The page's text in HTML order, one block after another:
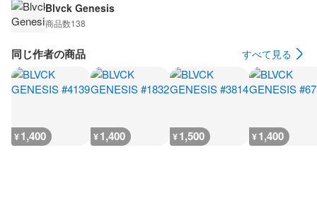
Blvck Genesis
商品数138
同じ作者の商品 すべて見る
¥1,400 ¥1,400 ¥1,500 ¥1,400